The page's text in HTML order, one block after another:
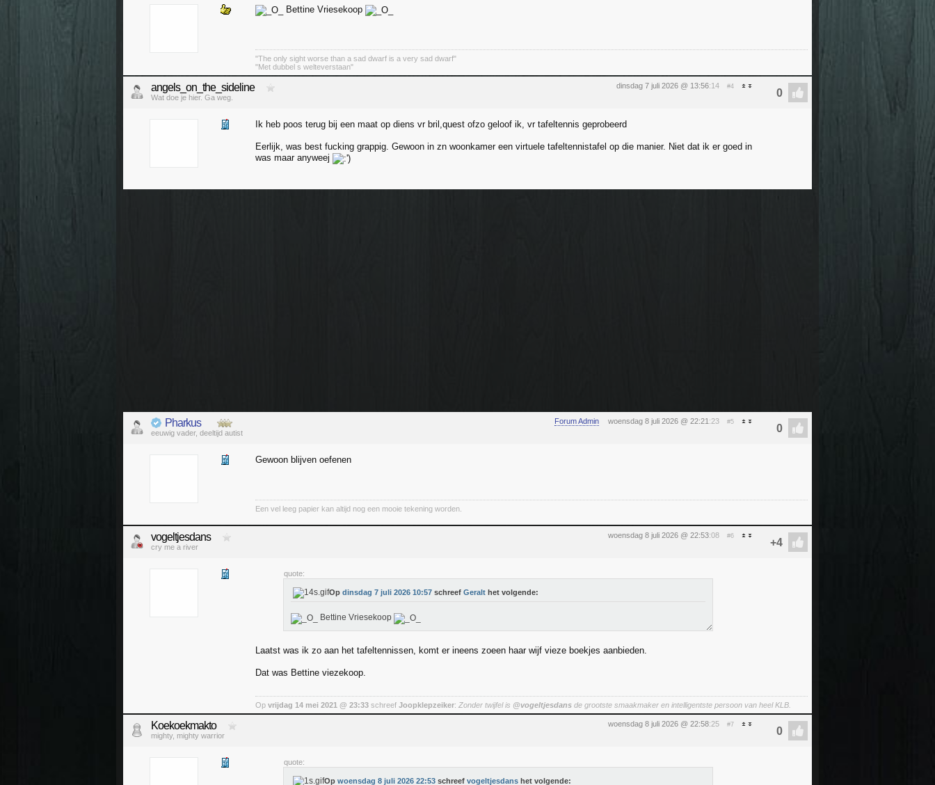
Bettine Vriesekoop
"The only sight worse than a sad dwarf is a very sad dwarf"
"Met dubbel s welteverstaan"
dinsdag 7 juli 2026 @ 13:56:14 #4
angels_on_the_sideline
Wat doe je hier. Ga weg.
Ik heb poos terug bij een maat op diens vr bril,quest ofzo geloof ik, vr tafeltennis geprobeerd
Eerlijk, was best fucking grappig. Gewoon in zn woonkamer een virtuele tafeltennistafel op die manier. Niet dat ik er goed in
was maar anyweej
Forum Admin woensdag 8 juli 2026 @ 22:21 :23 #5
Pharkus
eeuwig vader, deeltijd autist
Gewoon blijven oefenen
Een vel leeg papier kan altijd nog een mooie tekening worden.
woensdag 8 juli 2026 @ 22:53:08 #6
vogeltjesdans
cry me a river
quote:
Op dinsdag 7 juli 2026 10:57 schreef Geralt het volgende:
Bettine Vriesekoop
Laatst was ik zo aan het tafeltennissen, komt er ineens zoeen haar wijf vieze boekjes aanbieden.
Dat was Bettine viezekoop.
Op vrijdag 14 mei 2021 @ 23:33 schreef Joopklepzeiker: Zonder twijfel is @vogeltjesdans de grootste smaakmaker en intelligentste persoon van heel KLB.
woensdag 8 juli 2026 @ 22:58:25 #7
Koekoekmakto
mighty, mighty warrior
quote:
Op woensdag 8 juli 2026 22:53 schreef vogeltjesdans het volgende: